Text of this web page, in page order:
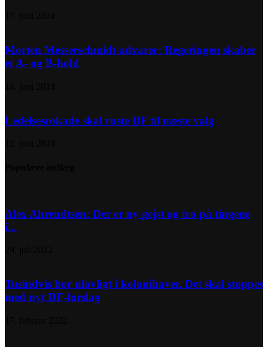
Morten Messerschmidt advarer: Regeringen skaber
et A- og B-hold
Ledelsesrokade skal ruste DF til næste valg
Alex Ahrendtsen: Der er ny gejst og tro på tingene
i...
Tusindvis bor ulovligt i kolonihaver. Det skal stoppes
med nyt DF-forslag